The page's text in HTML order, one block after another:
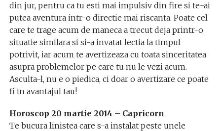
din jur, pentru ca tu esti mai impulsiv din fire si te-ai
putea aventura intr-o directie mai riscanta. Poate cel
care te trage acum de maneca a trecut deja printr-o
situatie similara si si-a invatat lectia la timpul
potrivit, iar acum te avertizeaza cu toata sinceritatea
asupra problemelor pe care tu nu le vezi acum.
Asculta-l, nu e o piedica, ci doar o avertizare ce poate
fi in avantajul tau!
Horoscop 20 martie 2014 – Capricorn
Te bucura linistea care s-a instalat peste unele